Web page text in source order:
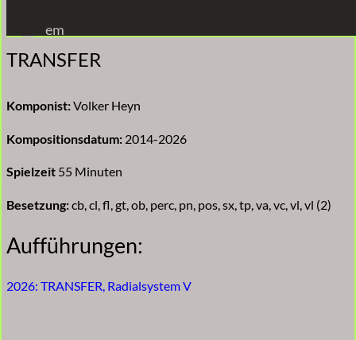
Inhalt
springen
em
TRANSFER
Komponist:Volker Heyn
Kompositionsdatum: 2014-2026
Spielzeit 55 Minuten
Besetzung:cb, cl, fl, gt, ob, perc, pn, pos, sx, tp, va, vc, vl, vl (2)
Aufführungen:
2026: TRANSFER, Radialsystem V